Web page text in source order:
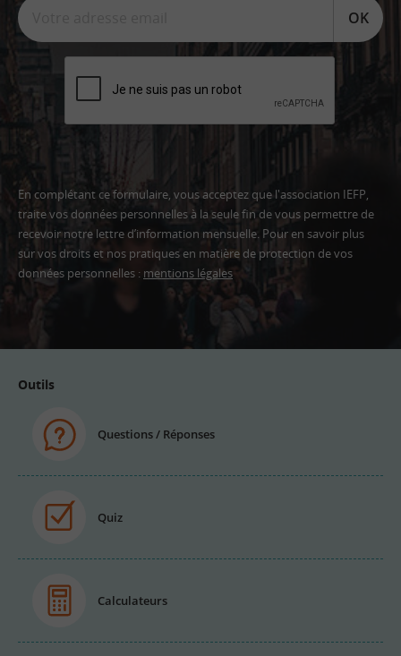
OK
En complétant ce formulaire, vous acceptez que l'association IEFP,
traite vos données personnelles à la seule fin de vous permettre de
recevoir notre lettre d’information mensuelle. Pour en savoir plus
sur vos droits et nos pratiques en matière de protection de vos
données personnelles : mentions légales
Outils
Questions / Réponses
Quiz
Calculateurs